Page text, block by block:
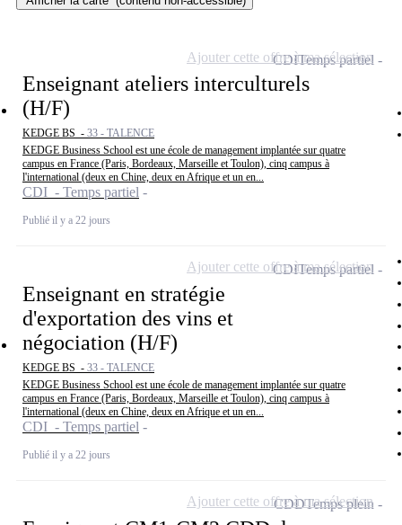
Enseignant ateliers interculturels
(H/F)
KEDGE BS - 33 - TALENCE
KEDGE Business School est une école de management implantée sur quatre
campus en France (Paris, Bordeaux, Marseille et Toulon), cinq campus à
l'international (deux en Chine, deux en Afrique et un en...
CDI - Temps partiel
Publié il y a 22 jours
CDITemps partiel
Ajouter cette offre à ma sélection
Enseignant en stratégie
d'exportation des vins et
négociation (H/F)
KEDGE BS - 33 - TALENCE
KEDGE Business School est une école de management implantée sur quatre
campus en France (Paris, Bordeaux, Marseille et Toulon), cinq campus à
l'international (deux en Chine, deux en Afrique et un en...
CDI - Temps partiel
Publié il y a 22 jours
CDITemps partiel
Ajouter cette offre à ma sélection
CDDTemps plein
Ajouter cette offre à ma sélection